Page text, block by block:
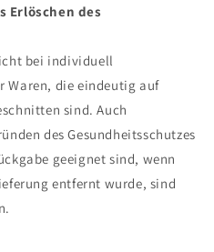
Erlöschen des
bei individuell
Waren, die eindeutig auf
sind. Auch
des Gesundheitsschutzes
geeignet sind, wenn
entfernt wurde, sind